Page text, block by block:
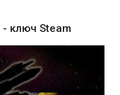
- ключ Steam